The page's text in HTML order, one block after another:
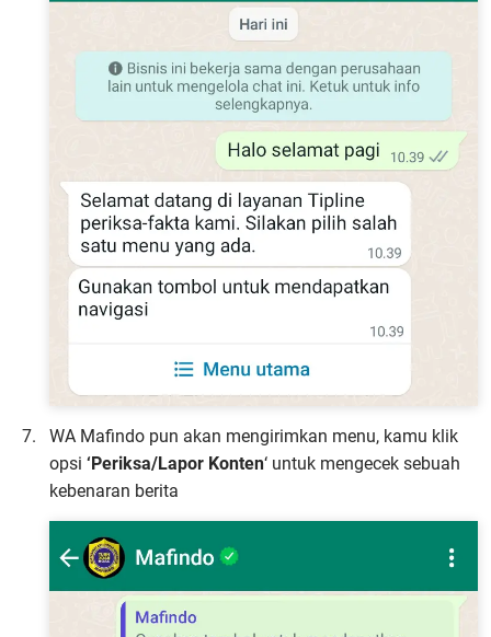
WA Mafindo pun akan mengirimkan menu, kamu klik
opsi ‘Periksa/Lapor Konten‘ untuk mengecek sebuah
kebenaran berita